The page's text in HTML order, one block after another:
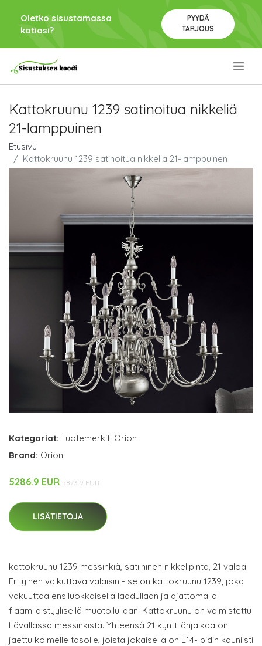
Oletko sisustamassa
kotiasi?
PYYDÄ
TARJOUS
Kattokruunu 1239 satinoitua nikkeliä
21-lamppuinen
Etusivu
Kattokruunu 1239 satinoitua nikkeliä 21-lamppuinen
Kategoriat: Tuotemerkit, Orion
Brand: Orion
5286.9 EUR 5873.9 EUR
LISÄTIETOJA
kattokruunu 1239 messinkiä, satiininen nikkelipinta, 21 valoa
Erityinen vaikuttava valaisin - se on kattokruunu 1239, joka
vakuuttaa ensiluokkaisella laadullaan ja ajattomalla
flaamilaistyylisellä muotoilullaan. Kattokruunu on valmistettu
Itävallassa messinkistä. Yhteensä 21 kynttilänjalkaa on
jaettu kolmelle tasolle, joista jokaisella on E14- pidin kauniisti